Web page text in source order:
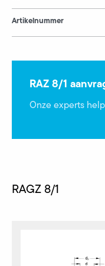
Artikelnummer
RAZ 8/1
Onze experts
RAGZ 8/1